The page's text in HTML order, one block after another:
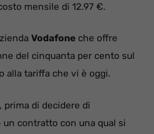
mensile di 12.97 €.
Vodafone che offre
del cinquanta per cento sul
alla tariffa che vi è oggi.
prima di decidere di
contratto con una qual si